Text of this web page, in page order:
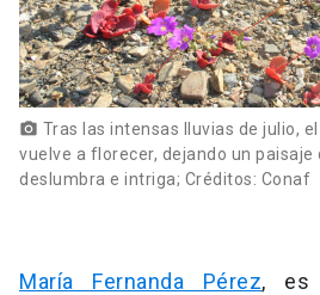
photo_camera Tras las intensas lluvias de julio,
vuelve a florecer, dejando un paisaje
deslumbra e intriga; Créditos: Conaf
María Fernanda Pérez, es